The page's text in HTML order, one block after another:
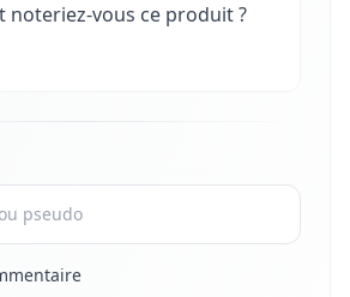
noteriez-vous ce produit ?